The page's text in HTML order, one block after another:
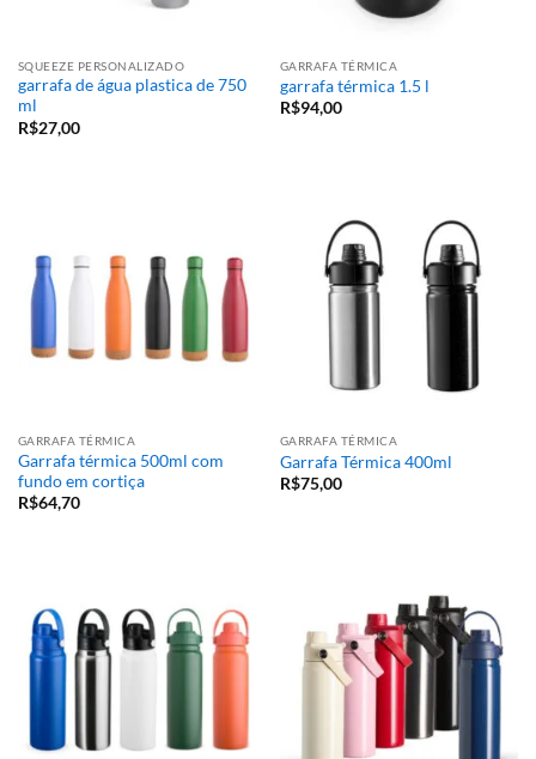
SQUEEZE PERSONALIZADO
garrafa de água plastica de 750
ml
R$27,00
GARRAFA TÉRMICA
garrafa térmica 1.5 l
R$94,00
GARRAFA TÉRMICA
Garrafa térmica 500ml com
fundo em cortiça
R$64,70
GARRAFA TÉRMICA
Garrafa Térmica 400ml
R$75,00